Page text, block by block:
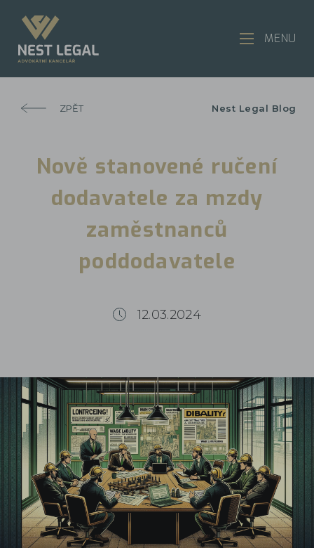
ZPĚT Nest Legal Blog
Nově stanovené ručení
dodavatele za mzdy
zaměstnanců
poddodavatele
12.03.2024
MENU